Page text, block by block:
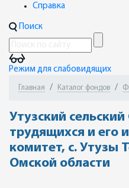
Справка
Поиск
Режим для слабовидящих
Главная Каталог фондов
Утузский
трудящихся и его
комитет, с. Утузы
Омской области